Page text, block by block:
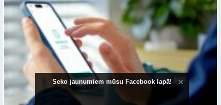
Pievienojies vairāk kā 1,2 miljoniem digitālās identitātes Smart-ID
lietotājiem
Seko jaunumiem mūsu Facebook lapā!